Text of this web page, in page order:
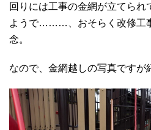
回りには工事の金網が立てられ
ようで………、おそらく改修工
念。
なので、金網越しの写真ですが